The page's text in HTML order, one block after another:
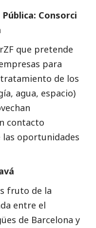
Consorci
que pretende
para
de los
agua, espacio)
contacto
oportunidades
fruto de la
entre el
de Barcelona y